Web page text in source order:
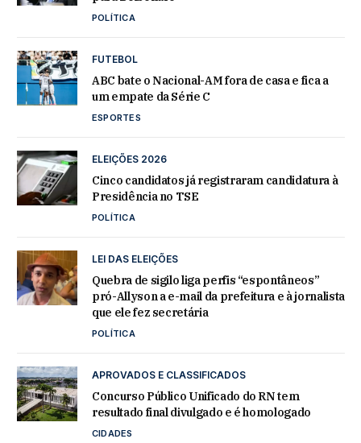
POLÍTICA
FUTEBOL
ABC bate o Nacional-AM fora de casa e fica a
um empate da Série C
ESPORTES
ELEIÇÕES 2026
Cinco candidatos já registraram candidatura à
Presidência no TSE
POLÍTICA
LEI DAS ELEIÇÕES
Quebra de sigilo liga perfis “espontâneos”
pró-Allyson a e-mail da prefeitura e à jornalista
que ele fez secretária
POLÍTICA
APROVADOS E CLASSIFICADOS
Concurso Público Unificado do RN tem
resultado final divulgado e é homologado
CIDADES